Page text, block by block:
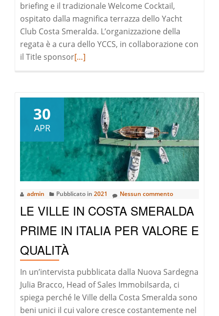
briefing e il tradizionale Welcome Cocktail,
ospitato dalla magnifica terrazza dello Yacht
Club Costa Smeralda. L’organizzazione della
regata è a cura dello YCCS, in collaborazione con
il Title sponsorLeggi
riguardoMaxi
Yacht
Rolex
Cup:
è
iniziata
a
Porto
Cervo
33^
[…]
30
APR
admin Pubblicato in 2021 Nessun commento
LE VILLE IN COSTA SMERALDA
PRIME IN ITALIA PER VALORE E
QUALITÀ
In un’intervista pubblicata dalla Nuova Sardegna
Julia Bracco, Head of Sales Immobilsarda, ci
spiega perché le Ville della Costa Smeralda sono
beni unici il cui valore cresce costantemente nel